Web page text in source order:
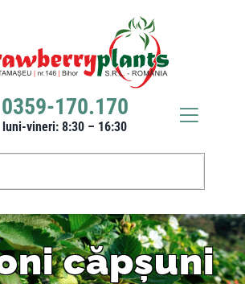
0359-170.170
luni-vineri: 8:30 – 16:30
căpșuni